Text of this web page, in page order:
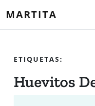
MARTITA
ETIQUETAS:
Huevitos